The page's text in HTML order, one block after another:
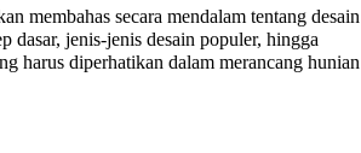
membahas secara mendalam tentang desain
dasar, jenis-jenis desain populer, hingga
harus diperhatikan dalam merancang hunian